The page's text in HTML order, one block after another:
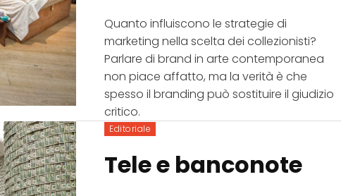
Quanto influiscono le strategie di
marketing nella scelta dei collezionisti?
Parlare di brand in arte contemporanea
non piace affatto, ma la verità è che
spesso il branding può sostituire il giudizio
critico.
Editoriale
Tele e banconote